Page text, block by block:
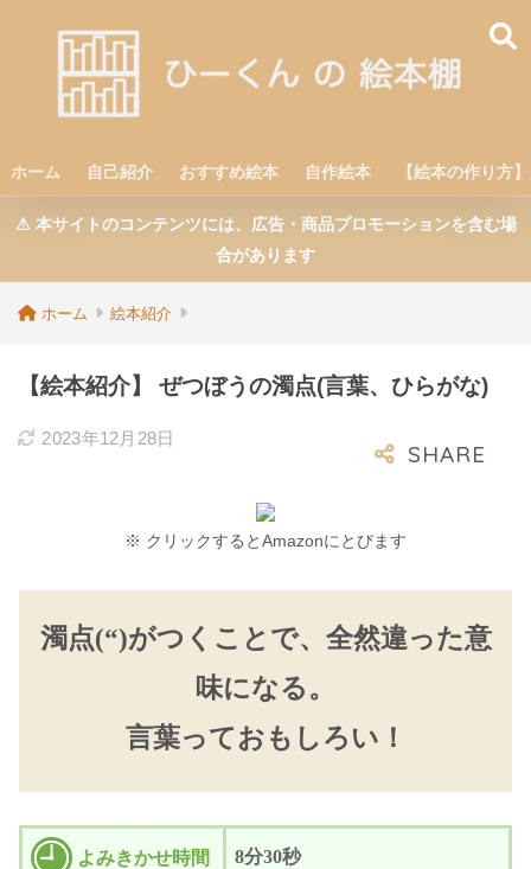
ホーム 自己紹介 おすすめ絵本 自作絵本 【絵本の作り方
⚠︎ 本サイトのコンテンツには、広告・商品プロモーションを含む場
合があります
ホーム 絵本紹介
【絵本紹介】 ぜつぼうの濁点(言葉、ひらがな)
2023年12月28日
※ クリックするとAmazonにとびます
濁点(“)がつくことで、全然違った意
味になる。
言葉っておもしろい！
よみきかせ時間 8分30秒